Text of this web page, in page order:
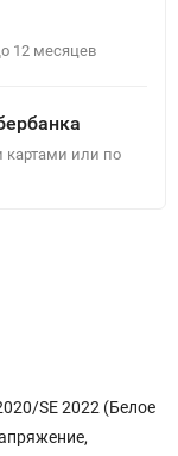
12 месяцев
картами или по
SE 2022 (Белое